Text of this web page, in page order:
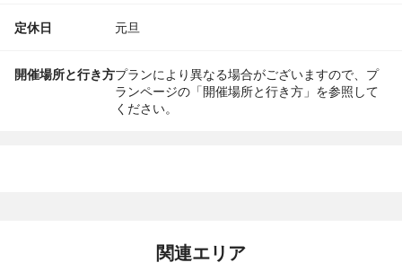
定休日 元旦
開催場所と行き方プランにより異なる場合がございますので、プ
ランページの「開催場所と行き方」を参照して
ください。
関連エリア